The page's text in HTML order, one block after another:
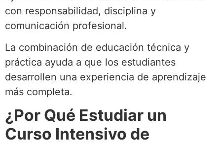
con responsabilidad, disciplina y
comunicación profesional.
La combinación de educación técnica y
práctica ayuda a que los estudiantes
desarrollen una experiencia de aprendizaje
más completa.
¿Por Qué Estudiar un
Curso Intensivo de